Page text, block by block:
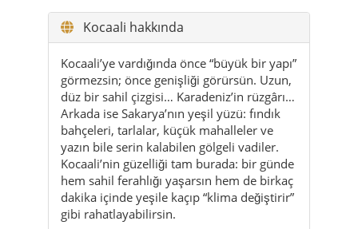
Kocaali hakkında
Kocaali’ye vardığında önce “büyük bir yapı”
görmezsin; önce genişliği görürsün. Uzun,
düz bir sahil çizgisi… Karadeniz’in rüzgârı…
Arkada ise Sakarya’nın yeşil yüzü: fındık
bahçeleri, tarlalar, küçük mahalleler ve
yazın bile serin kalabilen gölgeli vadiler.
Kocaali’nin güzelliği tam burada: bir günde
hem sahil ferahlığı yaşarsın hem de birkaç
dakika içinde yeşile kaçıp “klima değiştirir”
gibi rahatlayabilirsin.